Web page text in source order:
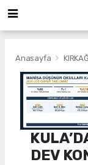
Anasayfa
DEV